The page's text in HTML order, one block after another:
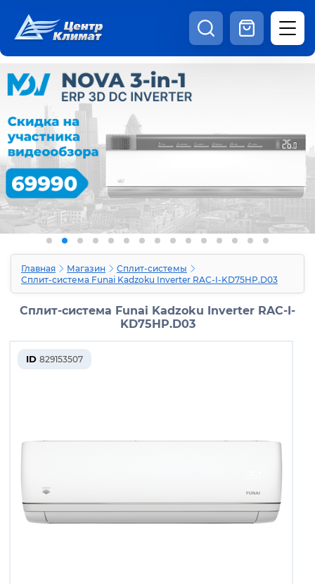
Каталог
Статьи
Наши работы Отзывы
Доставка и оплата Оферта
Контакты
8:00 - 20:00 Шоурум
Главная Магазин
Сплит-системы
Сплит-система Funai Kadzoku Inverter RAC-I-KD75HP.D03
Сплит-система Funai Kadzoku Inverter RAC-I-
KD75HP.D03
ID 829153507